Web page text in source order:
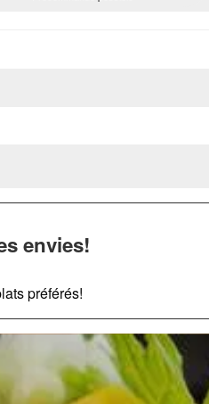
envies!
préférés!